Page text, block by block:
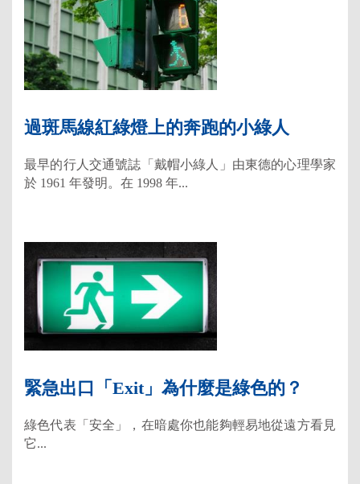
過斑馬線紅綠燈上的奔跑的小綠人
最早的行人交通號誌「戴帽小綠人」由東德的心理學家
於 1961 年發明。在 1998 年...
緊急出口「Exit」為什麼是綠色的？
綠色代表「安全」，在暗處你也能夠輕易地從遠方看見
它...